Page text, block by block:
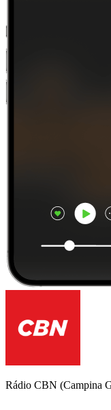
Rádio CBN (Campina